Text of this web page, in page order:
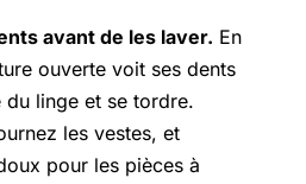
avant de les laver. En
ouverte voit ses dents
du linge et se tordre.
les vestes, et
pour les pièces à